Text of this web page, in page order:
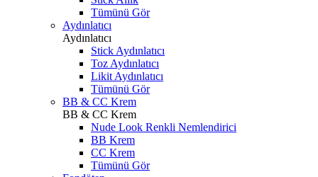
Tümünü Gör
Aydınlatıcı
Aydınlatıcı
Stick Aydınlatıcı
Toz Aydınlatıcı
Likit Aydınlatıcı
Tümünü Gör
BB & CC Krem
BB & CC Krem
Nude Look Renkli Nemlendirici
BB Krem
CC Krem
Tümünü Gör